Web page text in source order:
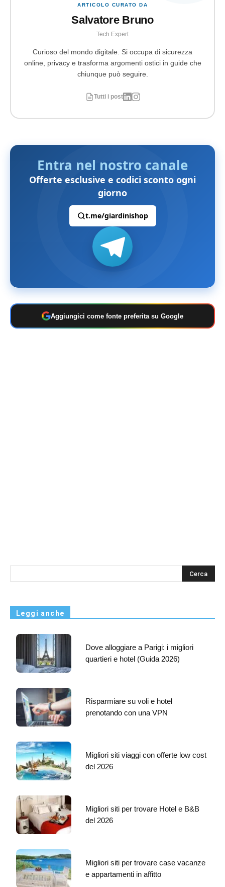
ARTICOLO CURATO DA
Salvatore Bruno
Tech Expert
Curioso del mondo digitale. Si occupa di sicurezza
online, privacy e trasforma argomenti ostici in guide che
chiunque può seguire.
Tutti i post
Entra nel nostro canale
Offerte esclusive e codici sconto ogni
giorno
t.me/giardinishop
Aggiungici come fonte preferita su Google
s
Leggi anche
Dove alloggiare a Parigi: i migliori
quartieri e hotel (Guida 2026)
Risparmiare su voli e hotel
prenotando con una VPN
Migliori siti viaggi con offerte low cost
del 2026
Migliori siti per trovare Hotel e B&B
del 2026
Migliori siti per trovare case vacanze
e appartamenti in affitto